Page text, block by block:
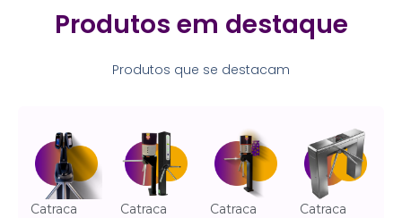
Produtos em destaque
Produtos que se destacam
Catraca
Catraca
Catraca
Catraca